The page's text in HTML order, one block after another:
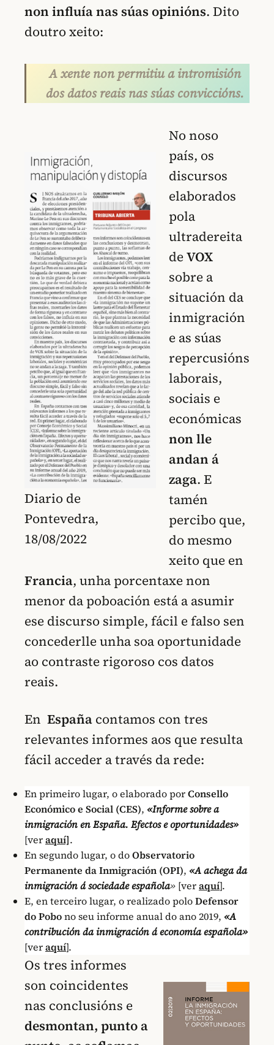
non influía nas súas opinións. Dito
doutro xeito:
A xente non permitiu a intromisión
dos datos reais nas súas conviccións.
Diario de
Pontevedra,
18/08/2022
No noso
país, os
discursos
elaborados
pola
ultradereita
deVOX
sobre a
situación da
inmigración
e as súas
repercusións
laborais,
sociais e
económicas
non lle
andan á
zaga. E
tamén
percibo que,
do mesmo
xeito que en
Francia, unha porcentaxe non
menor da poboación está a asumir
ese discurso simple, fácil e falso sen
concederlle unha soa oportunidade
ao contraste rigoroso cos datos
reais.
En España contamos con tres
relevantes informes aos que resulta
fácil acceder a través da rede:
En primeiro lugar, o elaborado porConsello
Económico e Social (CES), «Informe sobre a
inmigración en España. Efectos e oportunidades»
[veraquí].
En segundo lugar, o doObservatorio
Permanente da Inmigración (OPI), «A achega da
inmigración á sociedade española» [veraquí].
E, en terceiro lugar, o realizado poloDefensor
do Pobono seu informe anual do ano 2019, «A
contribución da inmigración á economía española»
[veraquí].
Os tres informes
son coincidentes
nas conclusións e
desmontan, punto a